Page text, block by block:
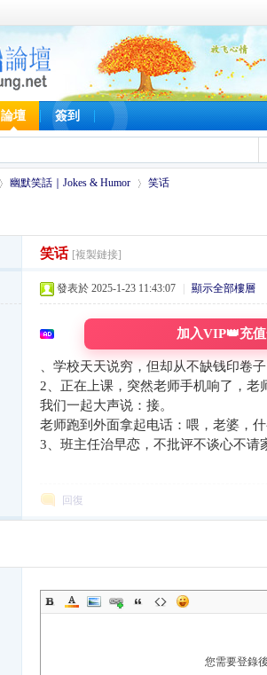
論壇 簽到
幽默笑話｜Jokes & Humor 笑话
笑话 [複製鏈接]
發表於 2025-1-23 11:43:07 顯示全部樓層
加入VIP👑充
、学校天天说穷，但却从不缺钱印卷
2、正在上课，突然老师手机响了，
我们一起大声说：接。
老师跑到外面拿起电话：喂，老婆，
3、班主任治早恋，不批评不谈心不
回復
您需要登錄